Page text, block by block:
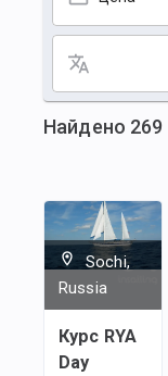
Найдено 269
Sochi,
Russia
Курс RYA
Day